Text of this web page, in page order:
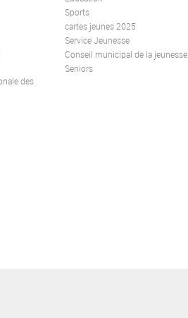
des
Sports
cartes jeunes 2025
Service Jeunesse
Conseil municipal de la jeunesse
Seniors